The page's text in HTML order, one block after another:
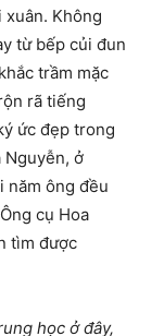
xuân. Không
từ bếp củi đun
trầm mặc
rã tiếng
ức đẹp trong
Nguyễn, ở
năm ông đều
cụ Hoa
tìm được
học ở đây,